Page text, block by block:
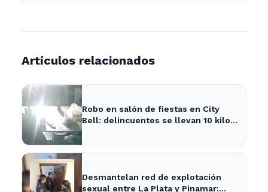
Artículos relacionados
Robo en salón de fiestas en City
Bell: delincuentes se llevan 10 kilos
Desmantelan red de explotación
sexual entre La Plata y Pinamar: